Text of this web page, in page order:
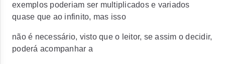
exemplos poderiam ser multiplicados e variados
quase que ao infinito, mas isso
não é necessário, visto que o leitor, se assim o decidir,
poderá acompanhar a